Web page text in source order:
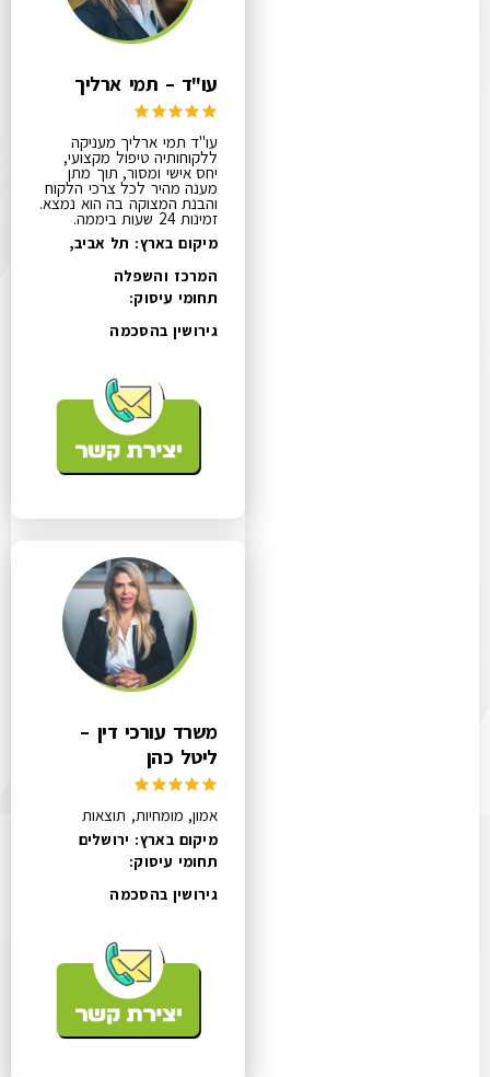
עו"ד – תמי ארליך
עו"ד תמי ארליך מעניקה
ללקוחותיה טיפול מקצועי,
יחס אישי ומסור, תוך מתן
מענה מהיר לכל צרכי הלקוח
והבנת המצוקה בה הוא נמצא.
זמינות 24 שעות ביממה.
מיקום בארץ: תל אביב,
המרכז והשפלה
תחומי עיסוק:
גירושין בהסכמה
משרד עורכי דין –
ליטל כהן
אמון, מומחיות, תוצאות
מיקום בארץ: ירושלים
תחומי עיסוק:
גירושין בהסכמה